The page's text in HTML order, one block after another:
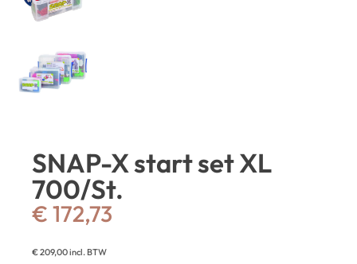
SNAP-X start set XL
700/St.
€ 172,73
€209,00incl. BTW